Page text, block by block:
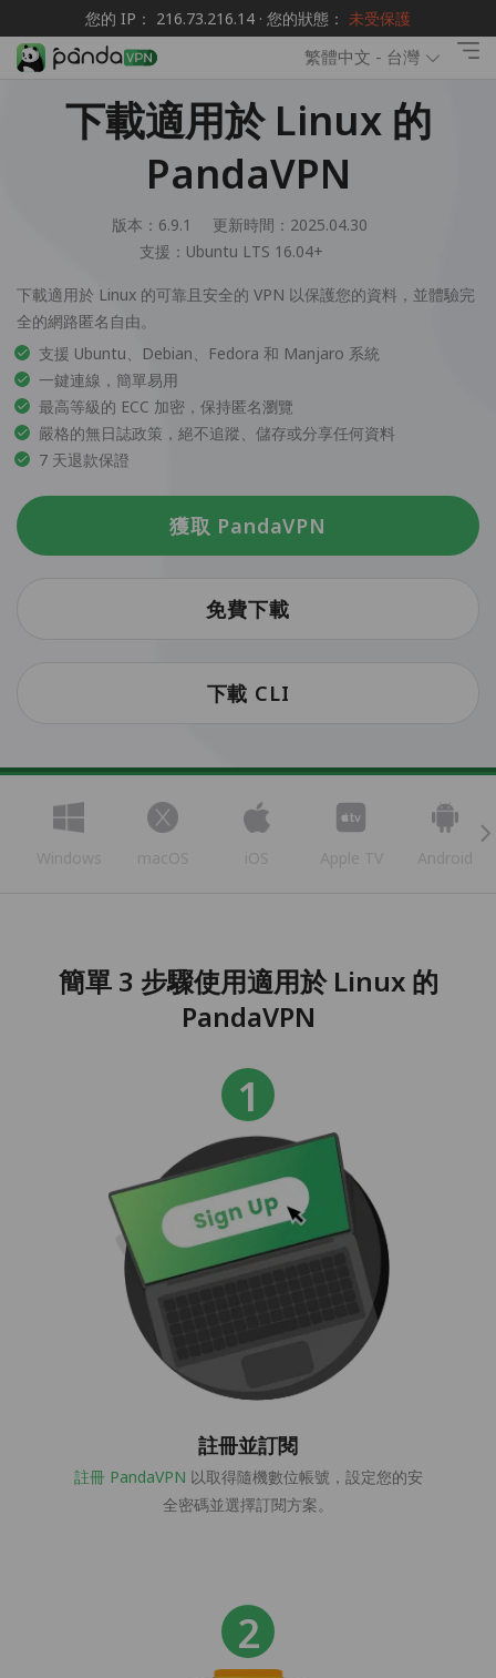
您的 IP： 216.73.216.14 · 您的狀態： 未受保護
繁體中文 - 台灣
下載適用於 Linux 的
PandaVPN
版本：6.9.1
更新時間：2025.04.30
支援： Ubuntu LTS 16.04+
下載適用於 Linux 的可靠且安全的 VPN 以保護您的資料，並體驗完
全的網路匿名自由。
支援 Ubuntu、Debian、Fedora 和 Manjaro 系統
一鍵連線，簡單易用
最高等級的 ECC 加密，保持匿名瀏覽
嚴格的無日誌政策，絕不追蹤、儲存或分享任何資料
7 天退款保證
獲取 PandaVPN
免費下載
下載 CLI
Windows macOS iOS Apple TV Android
簡單 3 步驟使用適用於 Linux 的
PandaVPN
註冊並訂閱
註冊 PandaVPN 以取得隨機數位帳號，設定您的安
全密碼並選擇訂閱方案。